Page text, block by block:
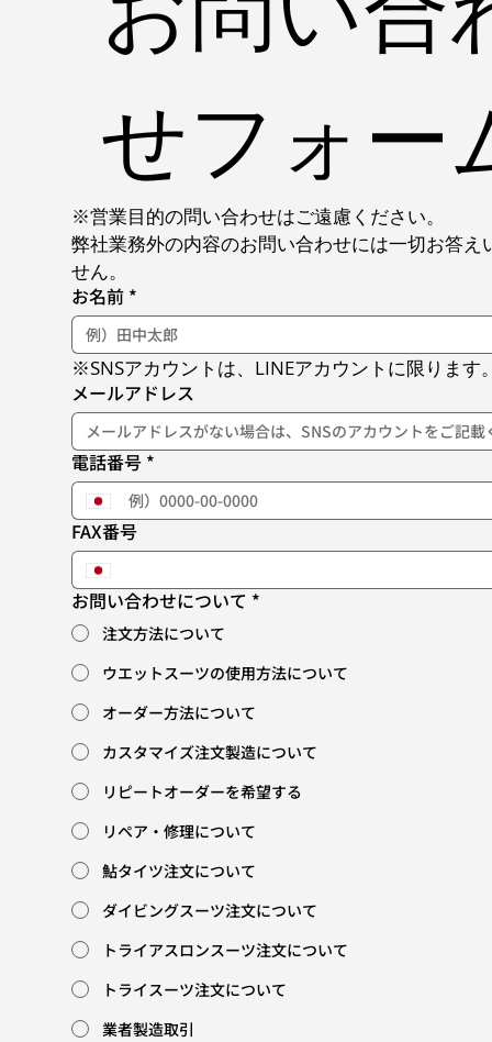
せフォー
※営業目的の問い合わせはご遠慮ください。
弊社業務外の内容のお問い合わせには一切お答え
せん。
お名前 *
※SNSアカウントは、LINEアカウントに限ります
メールアドレス
電話番号 *
FAX番号
お問い合わせについて *
注文方法について
ウエットスーツの使用方法について
オーダー方法について
カスタマイズ注文製造について
リピートオーダーを希望する
リペア・修理について
鮎タイツ注文について
ダイビングスーツ注文について
トライアスロンスーツ注文について
トライスーツ注文について
業者製造取引